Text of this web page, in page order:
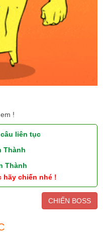
!
liên tục
Thành
Thành
hãy chiến nhé !
CHIẾN BOSS